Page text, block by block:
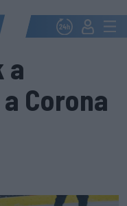
a
Corona